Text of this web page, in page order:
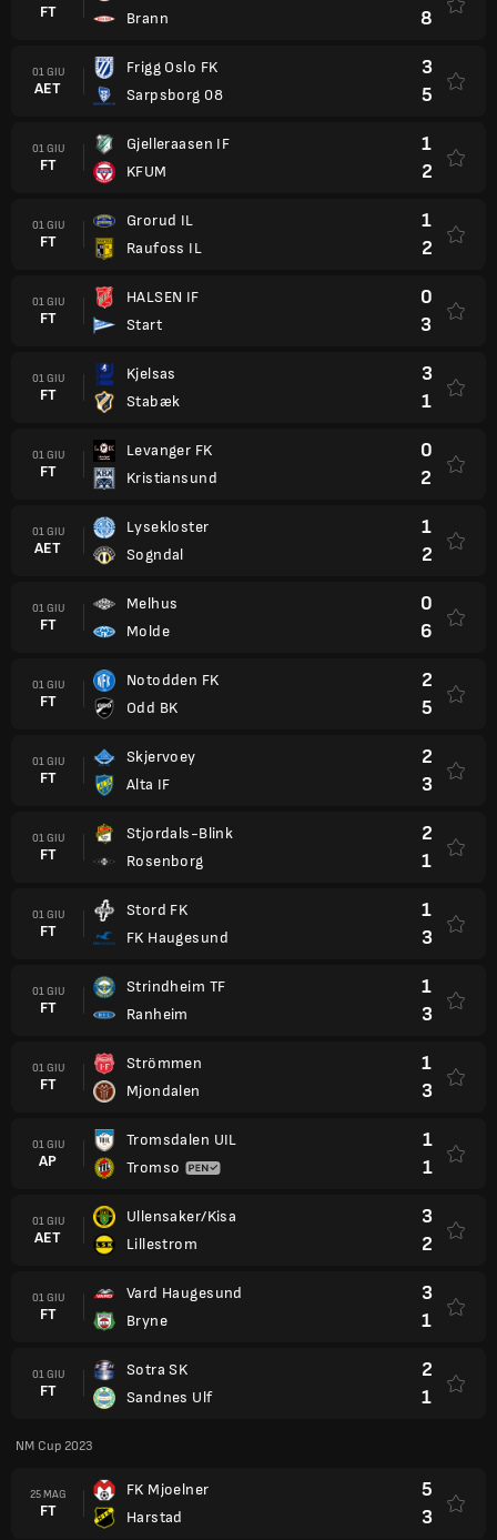
FT Brann
8
01 GIU
AET
Frigg Oslo FK
Sarpsborg 08
3
5
01 GIU
FT
Gjelleraasen IF
KFUM
1
2
01 GIU
FT
Grorud IL
Raufoss IL
1
2
01 GIU
FT
HALSEN IF
Start
0
3
01 GIU
FT
Kjelsas
Stabæk
3
1
01 GIU
FT
Levanger FK
Kristiansund
0
2
01 GIU
AET
Lysekloster
Sogndal
1
2
01 GIU
FT
Melhus
Molde
0
6
01 GIU
FT
Notodden FK
Odd BK
2
5
01 GIU
FT
Skjervoey
Alta IF
2
3
01 GIU
FT
Stjordals-Blink
Rosenborg
2
1
01 GIU
FT
Stord FK
FK Haugesund
1
3
01 GIU
FT
Strindheim TF
Ranheim
1
3
01 GIU
FT
Strömmen
Mjondalen
1
3
01 GIU
AP
Tromsdalen UIL
Tromso
1
1
01 GIU
AET
Ullensaker/Kisa
Lillestrom
3
2
01 GIU
FT
Vard Haugesund
Bryne
3
1
01 GIU
FT
Sotra SK
Sandnes Ulf
2
1
NM Cup 2023
25 MAG
FT
FK Mjoelner
Harstad
5
3